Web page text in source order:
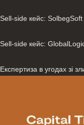
Sell-side кейс:
Sell-side кейс:
Експертиза в угодах зі